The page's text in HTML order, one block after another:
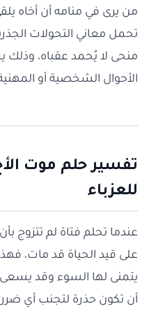
من يرى في منامه أن أخاه
تحمل معاني التحولات
منحى لا يُحمد عقباه، وذلك
الأحوال الشخصية أو
تفسير حلم موت
للعزباء
عندما تحلم فتاة لم تتزوج
على قيد الحياة قد مات،
يتمنى لها السوء وقد يسعى
أن تكون حذرة لتجنب أي